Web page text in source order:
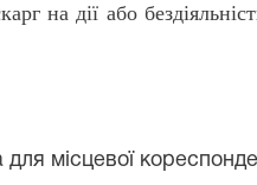
на дії або
місцевої